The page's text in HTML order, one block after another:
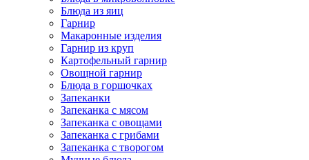
Блюда из яиц
Гарнир
Макаронные изделия
Гарнир из круп
Картофельный гарнир
Овощной гарнир
Блюда в горшочках
Запеканки
Запеканка с мясом
Запеканка с овощами
Запеканка с грибами
Запеканка с творогом